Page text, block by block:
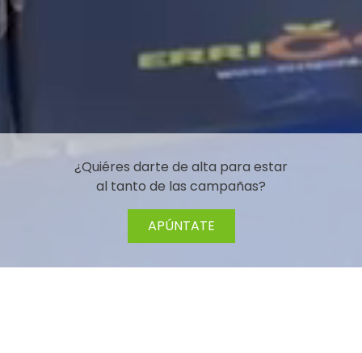
¿Quiéres darte de alta para estar
al tanto de las campañas?
APÚNTATE